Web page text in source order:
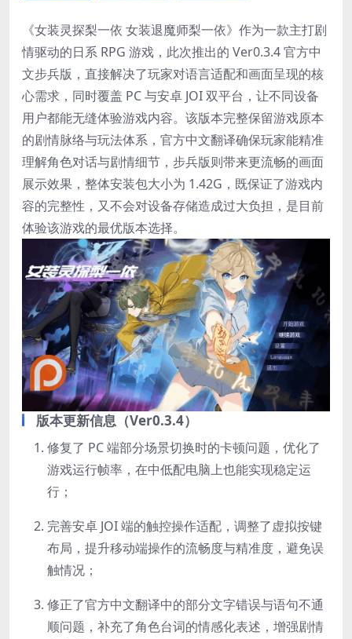
《女装灵探梨一依 女装退魔师梨一依》作为一款主打剧
情驱动的日系 RPG 游戏，此次推出的 Ver0.3.4 官方中
文步兵版，直接解决了玩家对语言适配和画面呈现的核
心需求，同时覆盖 PC 与安卓 JOI 双平台，让不同设备
用户都能无缝体验游戏内容。该版本完整保留游戏原本
的剧情脉络与玩法体系，官方中文翻译确保玩家能精准
理解角色对话与剧情细节，步兵版则带来更流畅的画面
展示效果，整体安装包大小为 1.42G，既保证了游戏内
容的完整性，又不会对设备存储造成过大负担，是目前
体验该游戏的最优版本选择。
版本更新信息（Ver0.3.4）
修复了 PC 端部分场景切换时的卡顿问题，优化了
游戏运行帧率，在中低配电脑上也能实现稳定运
行；
完善安卓 JOI 端的触控操作适配，调整了虚拟按键
布局，提升移动端操作的流畅度与精准度，避免误
触情况；
修正了官方中文翻译中的部分文字错误与语句不通
顺问题，补充了角色台词的情感化表述，增强剧情